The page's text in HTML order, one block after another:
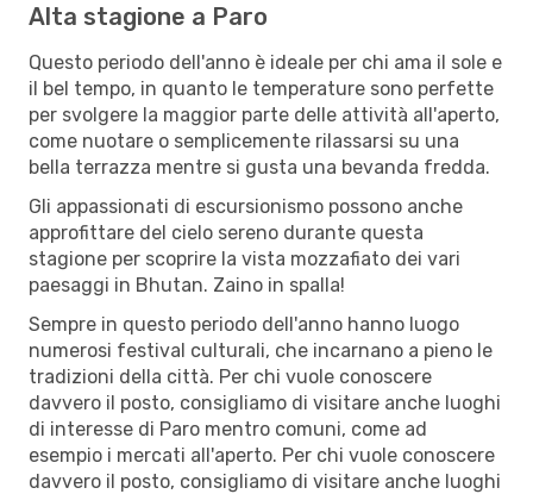
Alta stagione a Paro
Questo periodo dell'anno è ideale per chi ama il sole e
il bel tempo, in quanto le temperature sono perfette
per svolgere la maggior parte delle attività all'aperto,
come nuotare o semplicemente rilassarsi su una
bella terrazza mentre si gusta una bevanda fredda.
Gli appassionati di escursionismo possono anche
approfittare del cielo sereno durante questa
stagione per scoprire la vista mozzafiato dei vari
paesaggi in Bhutan. Zaino in spalla!
Sempre in questo periodo dell'anno hanno luogo
numerosi festival culturali, che incarnano a pieno le
tradizioni della città. Per chi vuole conoscere
davvero il posto, consigliamo di visitare anche luoghi
di interesse di Paro mentro comuni, come ad
esempio i mercati all'aperto. Per chi vuole conoscere
davvero il posto, consigliamo di visitare anche luoghi